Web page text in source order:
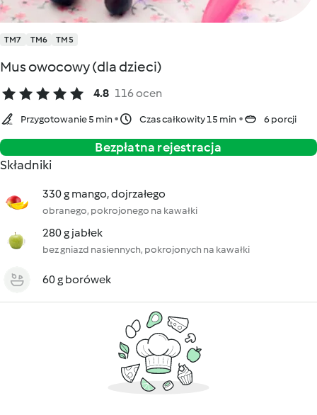
TM7 TM6 TM5
Mus owocowy (dla dzieci)
4.8 116 ocen
Przygotowanie 5 min Czas całkowity 15 min 6 porcji
Bezpłatna rejestracja
Składniki
330 g mango, dojrzałego
obranego, pokrojonego na kawałki
280 g jabłek
bez gniazd nasiennych, pokrojonych na kawałki
60 g borówek